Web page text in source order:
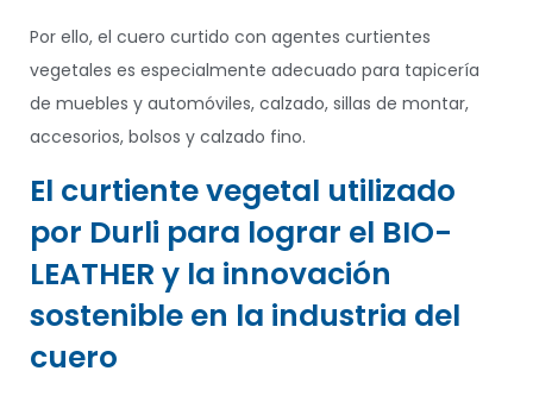
Por ello, el cuero curtido con agentes curtientes
vegetales es especialmente adecuado para tapicería
de muebles y automóviles, calzado, sillas de montar,
accesorios, bolsos y calzado fino.
El curtiente vegetal utilizado
por Durli para lograr el BIO-
LEATHER y la innovación
sostenible en la industria del
cuero